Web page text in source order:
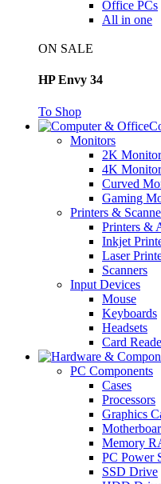
Office PCs
All in one
ON SALE
HP Envy 34
To Shop
Monitors
2K
4K
Curved
Gaming
Printers &
Printers &
Inkjet
Laser
Scanners
Input Devices
Mouse
Keyboards
Headsets
Card
PC Components
Cases
Processors
Graphics
Memory
PC Power
SSD Drive